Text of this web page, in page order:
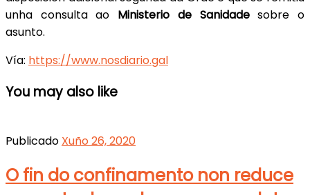
unha consulta ao Ministerio de Sanidadesobre o
asunto.
Vía: https://www.nosdiario.gal
You may also like
Publicado Xuño 26, 2020
O fin do confinamento non reduce